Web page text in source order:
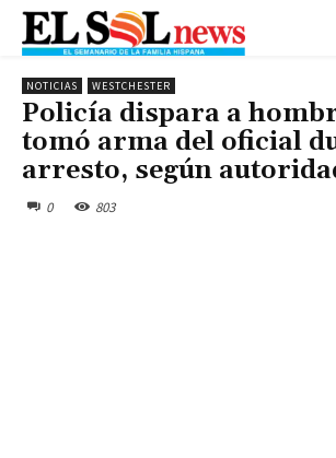
NOTICIAS WESTCHESTER
Policía dispara a
tomó arma del oficial
arresto, según
0 803